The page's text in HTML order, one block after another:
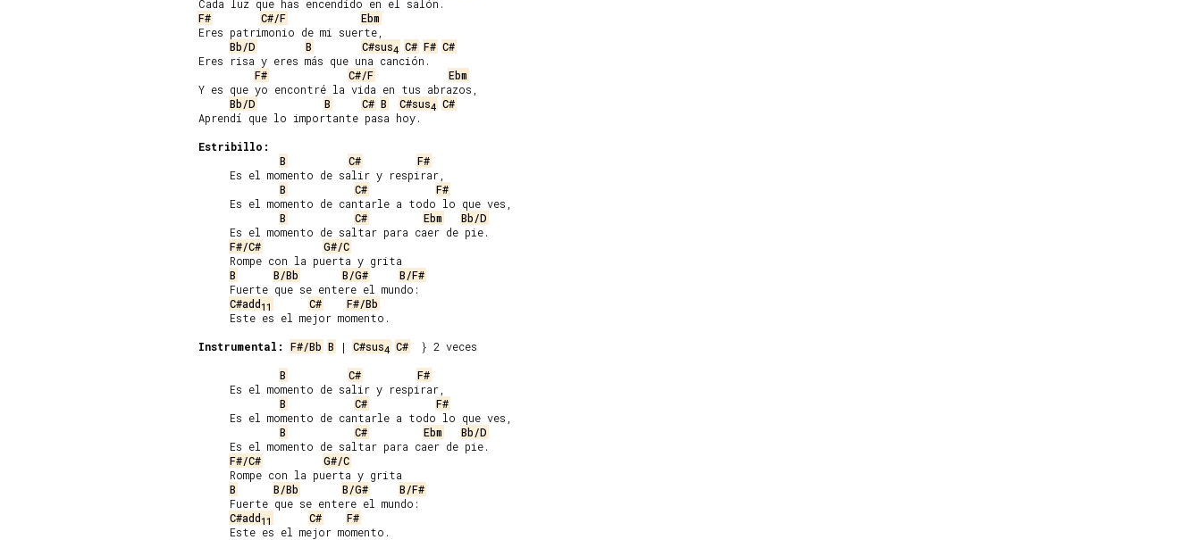
F#
C#/F
Ebm
Eres patrimonio de mi suerte,
Bb/D
B C#sus4 C# F# C#
Eres risa y eres más que una canción.
F#
C#/F
Ebm
Y es que yo encontré la vida en tus abrazos,
Bb/D
B C# B C#sus4 C#
Aprendí que lo importante pasa hoy.
Estribillo:
B
C#
F#
     Es el momento de salir y respirar,
B
C#
F#
     Es el momento de cantarle a todo lo que ves,
B
C# Ebm
Bb/D
     Es el momento de saltar para caer de pie.
F#/C#
G#/C
     Rompe con la puerta y grita
B
B/Bb B/G#
B/F#
     Fuerte que se entere el mundo:
C#add11 C#
F#/Bb
     Este es el mejor momento.
Instrumental:
F#/Bb B | C#sus4 C#
  } 2 veces
B
C#
F#
     Es el momento de salir y respirar,
B
C#
F#
     Es el momento de cantarle a todo lo que ves,
B
C# Ebm
Bb/D
     Es el momento de saltar para caer de pie.
F#/C#
G#/C
     Rompe con la puerta y grita
B
B/Bb B/G#
B/F#
     Fuerte que se entere el mundo:
C#add11 C#
F#
     Este es el mejor momento.